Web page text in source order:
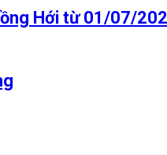
Hới từ 01/07/